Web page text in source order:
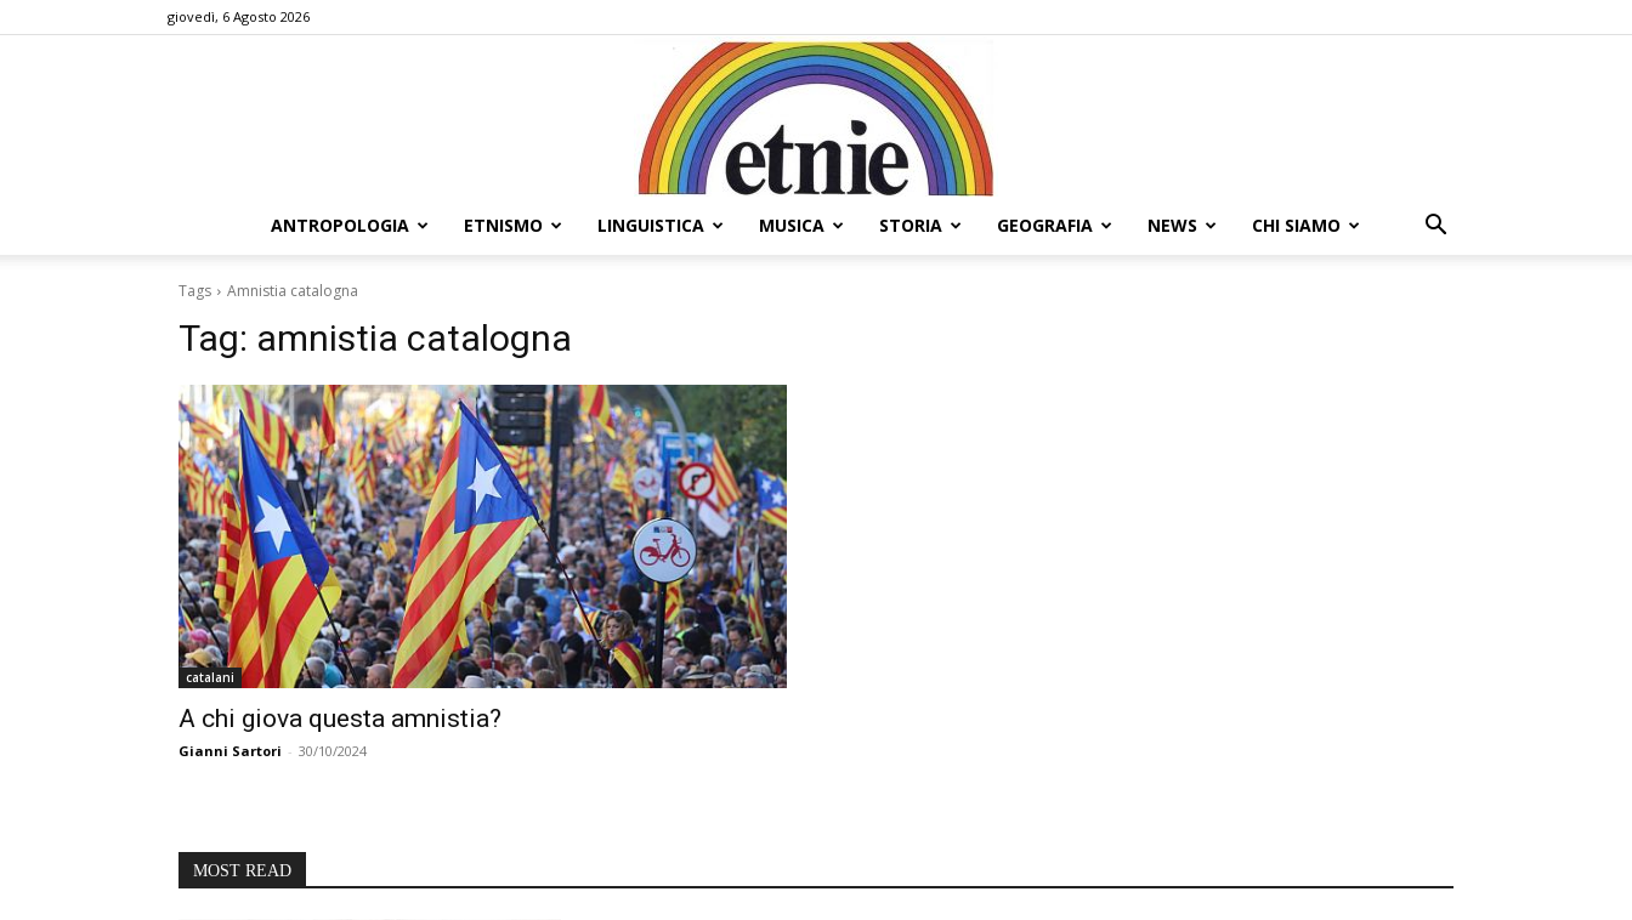
giovedì, 6 Agosto 2026
ANTROPOLOGIA ETNISMO LINGUISTICA MUSICA STORIA GEOGRAFIA NEWS CHI SIAMO
Tags Amnistia catalogna
Tag: amnistia catalogna
catalani
A chi giova questa amnistia?
Gianni Sartori - 30/10/2024
MOST READ